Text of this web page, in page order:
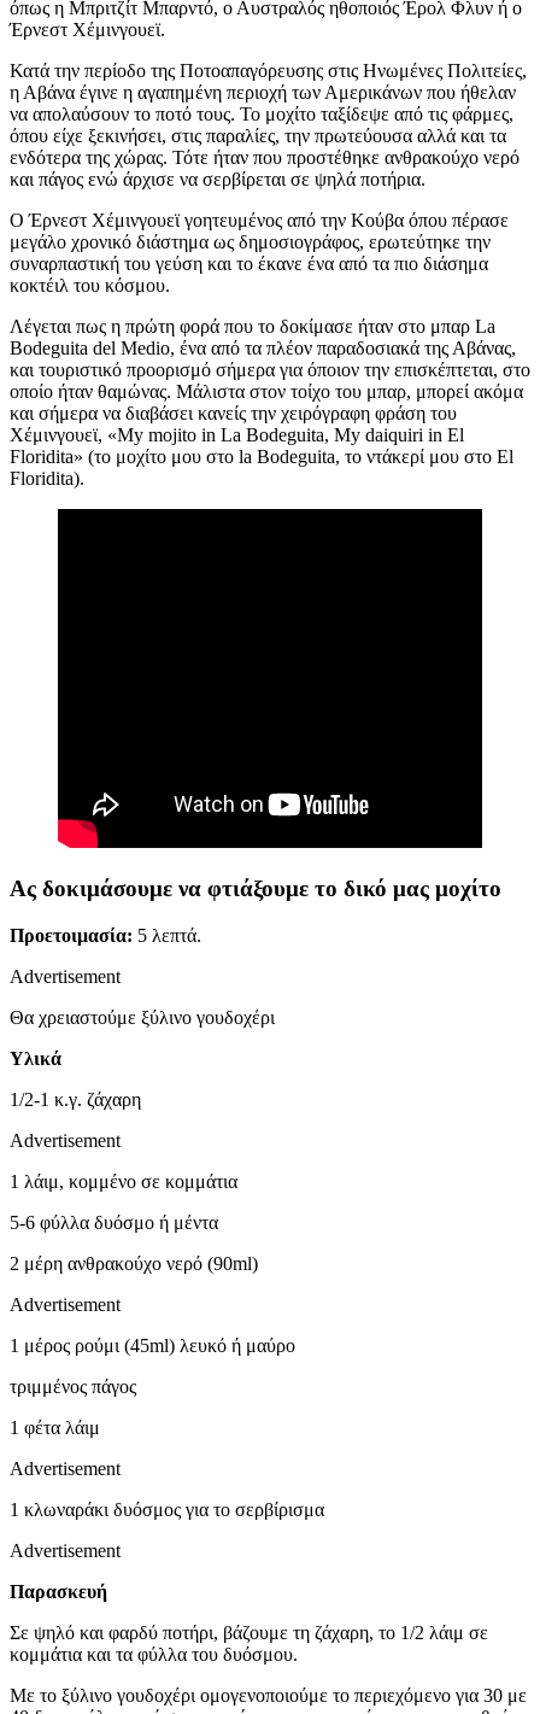
όπως η Μπριτζίτ Μπαρντό, ο Αυστραλός ηθοποιός Έρολ Φλυν ή ο
Έρνεστ Χέμινγουεϊ.
Κατά την περίοδο της Ποτοαπαγόρευσης στις Ηνωμένες Πολιτείες,
η Αβάνα έγινε η αγαπημένη περιοχή των Αμερικάνων που ήθελαν
να απολαύσουν το ποτό τους. Το μοχίτο ταξίδεψε από τις φάρμες,
όπου είχε ξεκινήσει, στις παραλίες, την πρωτεύουσα αλλά και τα
ενδότερα της χώρας. Τότε ήταν που προστέθηκε ανθρακούχο νερό
και πάγος ενώ άρχισε να σερβίρεται σε ψηλά ποτήρια.
Ο Έρνεστ Χέμινγουεϊ γοητευμένος από την Κούβα όπου πέρασε
μεγάλο χρονικό διάστημα ως δημοσιογράφος, ερωτεύτηκε την
συναρπαστική του γεύση και το έκανε ένα από τα πιο διάσημα
κοκτέιλ του κόσμου.
Λέγεται πως η πρώτη φορά που το δοκίμασε ήταν στο μπαρ La
Bodeguita del Medio, ένα από τα πλέον παραδοσιακά της Αβάνας,
και τουριστικό προορισμό σήμερα για όποιον την επισκέπτεται, στο
οποίο ήταν θαμώνας. Μάλιστα στον τοίχο του μπαρ, μπορεί ακόμα
και σήμερα να διαβάσει κανείς την χειρόγραφη φράση του
Χέμινγουεϊ, «My mojito in La Bodeguita, My daiquiri in El
Floridita» (το μοχίτο μου στο la Bodeguita, το ντάκερί μου στo El
Floridita).
Ας δοκιμάσουμε να φτιάξουμε το δικό μας μοχίτο
Προετοιμασία: 5 λεπτά.
Advertisement
Θα χρειαστούμε ξύλινο γουδοχέρι
Υλικά
1/2-1 κ.γ. ζάχαρη
Advertisement
1 λάιμ, κομμένο σε κομμάτια
5-6 φύλλα δυόσμο ή μέντα
2 μέρη ανθρακούχο νερό (90ml)
Advertisement
1 μέρος ρούμι (45ml) λευκό ή μαύρο
τριμμένος πάγος
1 φέτα λάιμ
Advertisement
1 κλωναράκι δυόσμος για το σερβίρισμα
Advertisement
Παρασκευή
Σε ψηλό και φαρδύ ποτήρι, βάζουμε τη ζάχαρη, το 1/2 λάιμ σε
κομμάτια και τα φύλλα του δυόσμου.
Με το ξύλινο γουδοχέρι ομογενοποιούμε το περιεχόμενο για 30 με